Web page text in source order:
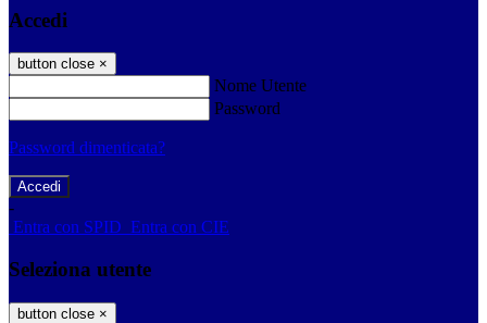
Accedi
button close ×
Nome Utente
Password
Password dimenticata?
-
Entra con SPID Entra con CIE
Seleziona utente
button close ×